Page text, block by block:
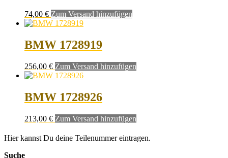
74,00 € Zum Versand hinzufügen
BMW 1728919
256,00 € Zum Versand hinzufügen
BMW 1728926
213,00 € Zum Versand hinzufügen
Hier kannst Du deine Teilenummer eintragen.
Suche